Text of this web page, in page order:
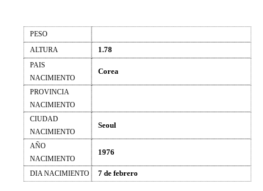
PESO
ALTURA
1.78
PAIS
NACIMIENTO
Corea
PROVINCIA
NACIMIENTO
CIUDAD
NACIMIENTO
Seoul
AÑO
NACIMIENTO
1976
DIA NACIMIENTO 7 de febrero